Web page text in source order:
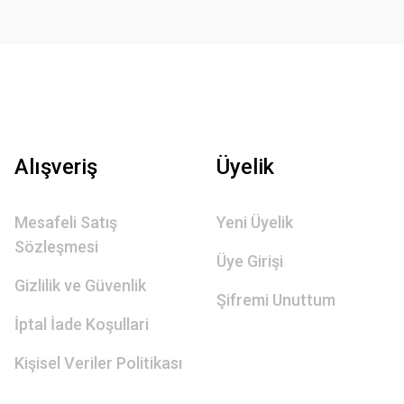
Alışveriş
Mesafeli Satış
Sözleşmesi
Gizlilik ve Güvenlik
İptal İade Koşullari
Kişisel Veriler Politikası
Üyelik
Yeni Üyelik
Üye Girişi
Şifremi Unuttum